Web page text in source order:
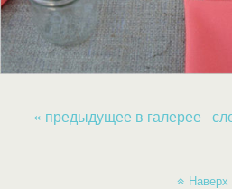
« предыдущее в галерее
Наверх